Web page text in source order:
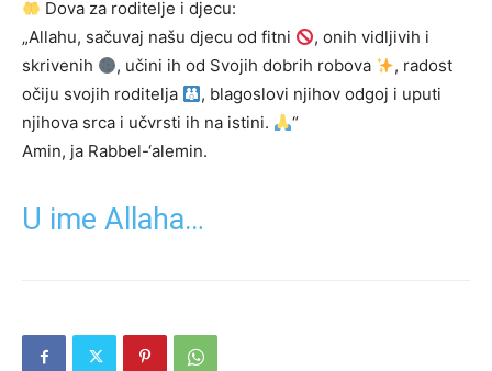
Dova za roditelje i djecu:
„Allahu, sačuvaj našu djecu od fitni
, onih vidljivih i
skrivenih
, učini ih od Svojih dobrih robova
, radost
očiju svojih roditelja
, blagoslovi njihov odgoj i uputi
njihova srca i učvrsti ih na istini.
“
Amin, ja Rabbel-‘alemin.
U ime Allaha…